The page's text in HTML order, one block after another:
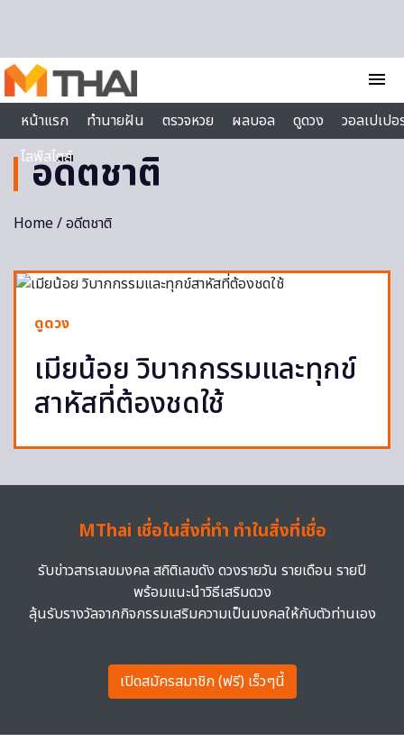
menu
หน้าแรก
ทำนายฝัน ตรวจหวย ผลบอล ดูดวง
วอลเปเป
ไลฟ์สไตล์
อดีตชาติ
Home/ อดีตชาติ
ดูดวง
เมียน้อย วิบากกรรมและทุกข์
สาหัสที่ต้องชดใช้
MThai เชื่อในสิ่งที่ทำ ทำในสิ่งที่เชื่อ
รับข่าวสารเลขมงคล สถิติเลขดัง ดวงรายวัน รายเดือน รายปี
พร้อมแนะนำวิธีเสริมดวง
ลุ้นรับรางวัลจากกิจกรรมเสริมความเป็นมงคลให้กับตัวท่านเอง
เปิดสมัครสมาชิก (ฟรี) เร็วๆนี้